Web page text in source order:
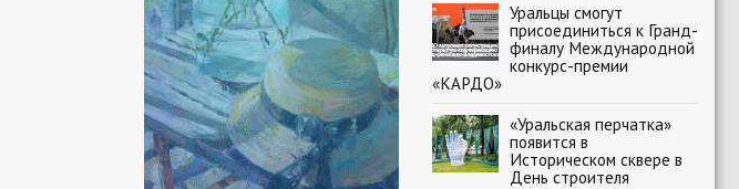
Уральцы смогут
присоединиться к Гранд-
финалу Международной
конкурс-премии
«КАРДО»
«Уральская перчатка»
появится в
Историческом сквере в
День строителя